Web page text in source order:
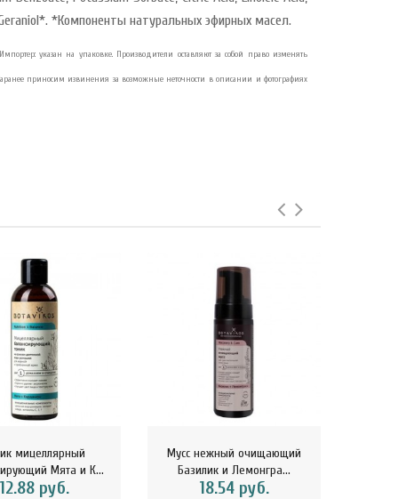
*Компоненты натуральных эфирных масел.
указан на упаковке. Производители оставляют за собой право изменять
приносим извинения за возможные неточности в описании и фотографиях
мицеллярный
Мята и К...
12.88 руб.
Мусс нежный очищающий
Базилик и Лемонгра...
18.54 руб.